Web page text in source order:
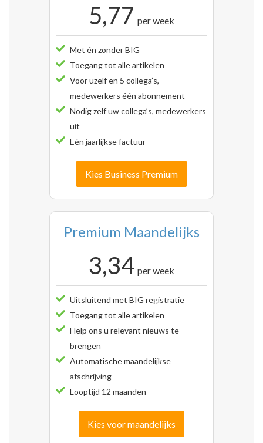
5,77 per week
Met én zonder BIG
Toegang tot alle artikelen
Voor uzelf en 5 collega’s,
medewerkers één abonnement
Nodig zelf uw collega’s, medewerkers
uit
Eén jaarlijkse factuur
Kies Business Premium
Premium Maandelijks
3,34 per week
Uitsluitend met BIG registratie
Toegang tot alle artikelen
Help ons u relevant nieuws te
brengen
Automatische maandelijkse
afschrijving
Looptijd 12 maanden
Kies voor maandelijks